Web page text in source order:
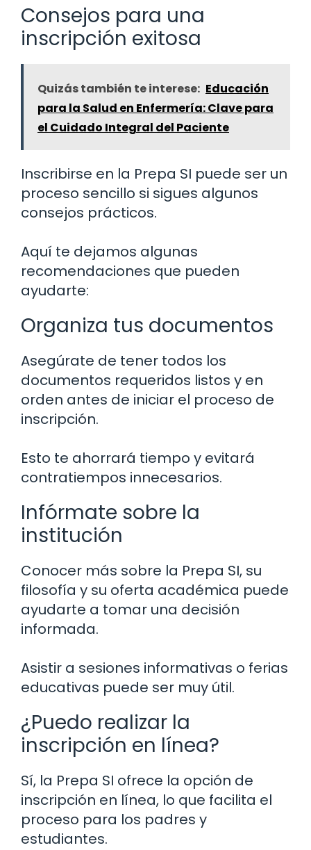
Consejos para una
inscripción exitosa
Quizás también te interese: Educación
para la Salud en Enfermería: Clave para
el Cuidado Integral del Paciente
Inscribirse en la Prepa SI puede ser un
proceso sencillo si sigues algunos
consejos prácticos.
Aquí te dejamos algunas
recomendaciones que pueden
ayudarte:
Organiza tus documentos
Asegúrate de tener todos los
documentos requeridos listos y en
orden antes de iniciar el proceso de
inscripción.
Esto te ahorrará tiempo y evitará
contratiempos innecesarios.
Infórmate sobre la
institución
Conocer más sobre la Prepa SI, su
filosofía y su oferta académica puede
ayudarte a tomar una decisión
informada.
Asistir a sesiones informativas o ferias
educativas puede ser muy útil.
¿Puedo realizar la
inscripción en línea?
Sí, la Prepa SI ofrece la opción de
inscripción en línea, lo que facilita el
proceso para los padres y
estudiantes.